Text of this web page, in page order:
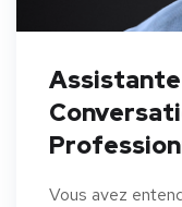
Vous avez